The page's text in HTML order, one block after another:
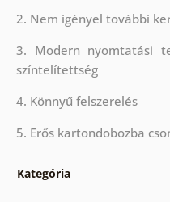
2. Nem igényel további
3. Modern nyomtatási
színtelítettség
4. Könnyű felszerelés
5. Erős kartondobozba
Kategória